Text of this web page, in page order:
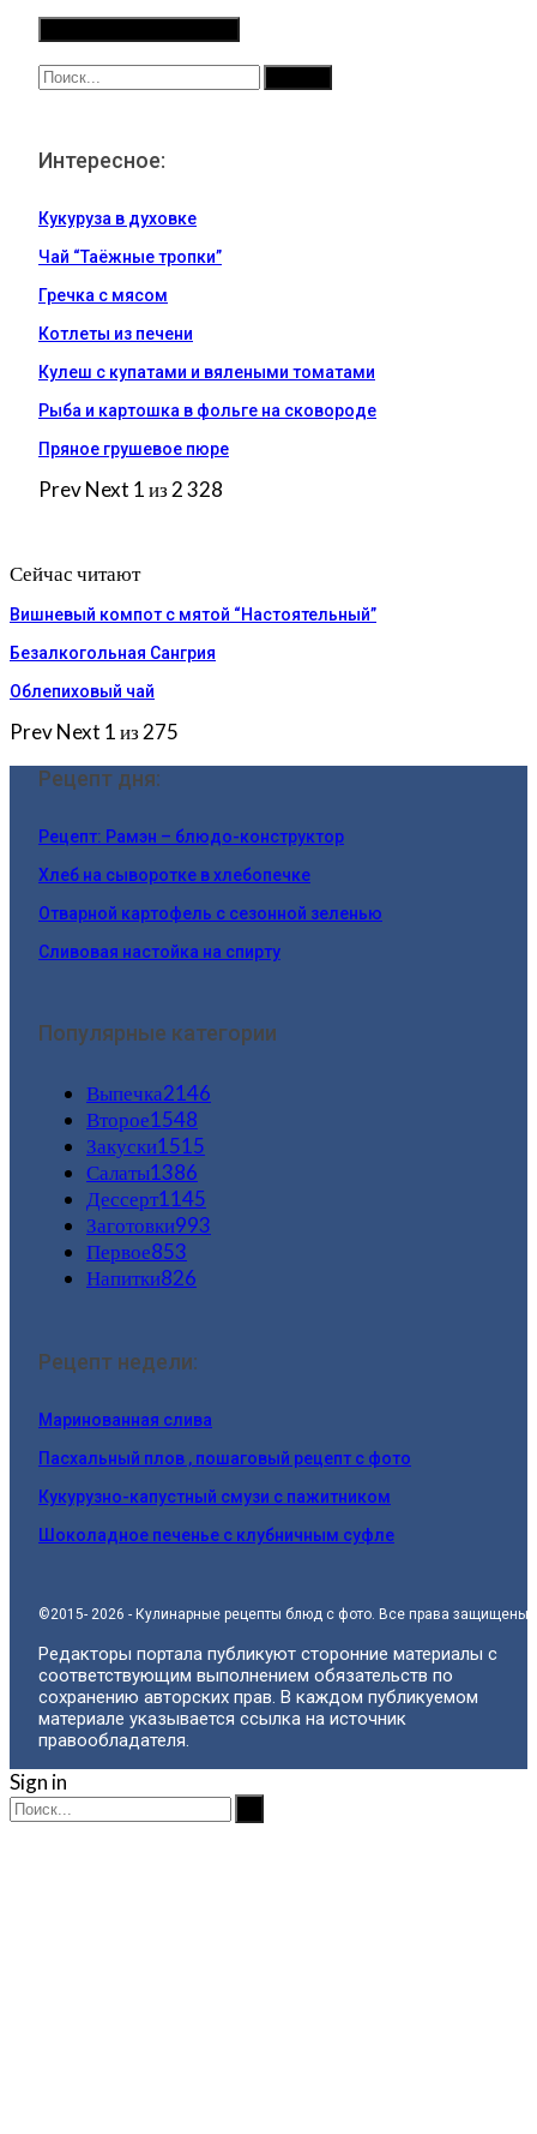
Интересное:
Кукуруза в духовке
Чай “Таёжные тропки”
Гречка с мясом
Котлеты из печени
Кулеш с купатами и вялеными томатами
Рыба и картошка в фольге на сковороде
Пряное грушевое пюре
PrevNext 1 из 2 328
Сейчас читают
Вишневый компот с мятой “Настоятельный”
Безалкогольная Сангрия
Облепиховый чай
PrevNext 1 из 275
Рецепт дня:
Рецепт: Рамэн – блюдо-конструктор
Хлеб на сыворотке в хлебопечке
Отварной картофель с сезонной зеленью
Сливовая настойка на спирту
Популярные категории
Выпечка2146
Второе1548
Закуски1515
Салаты1386
Дессерт1145
Заготовки993
Первое853
Напитки826
Рецепт недели:
Маринованная слива
Пасхальный плов , пошаговый рецепт с фото
Кукурузно-капустный смузи с пажитником
Шоколадное печенье с клубничным суфле
©2015- 2026 - Кулинарные рецепты блюд с фото. Все права защищены.
Редакторы портала публикуют сторонние материалы с
соответствующим выполнением обязательств по
сохранению авторских прав. В каждом публикуемом
материале указывается ссылка на источник
правообладателя.
Sign in